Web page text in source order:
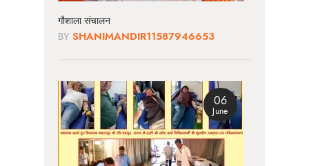
गौशाला संचालन
BY SHANIMANDIR11587946653
06
June